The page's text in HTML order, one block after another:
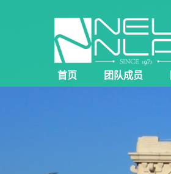
首页 团队成员